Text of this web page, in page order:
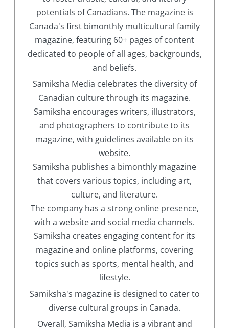
potentials of Canadians. The magazine is
Canada's first bimonthly multicultural family
magazine, featuring 60+ pages of content
dedicated to people of all ages, backgrounds,
and beliefs.
Samiksha Media celebrates the diversity of
Canadian culture through its magazine.
Samiksha encourages writers, illustrators,
and photographers to contribute to its
magazine, with guidelines available on its
website.
Samiksha publishes a bimonthly magazine
that covers various topics, including art,
culture, and literature.
The company has a strong online presence,
with a website and social media channels.
Samiksha creates engaging content for its
magazine and online platforms, covering
topics such as sports, mental health, and
lifestyle.
Samiksha's magazine is designed to cater to
diverse cultural groups in Canada.
Overall, Samiksha Media is a vibrant and